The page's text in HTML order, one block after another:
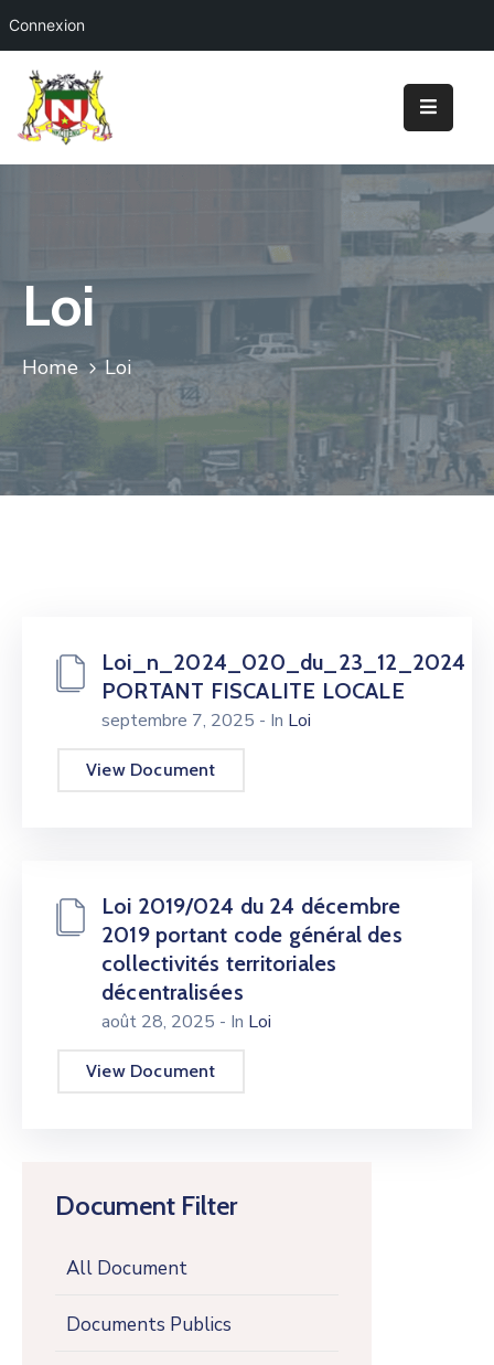
Connexion
Accueil
Ma
Tourisme
&Loi
Home Loi
Document Filter
All Document
Documents Publics
Loi_n_2024_020_du_23_12_2024
PORTANT FISCALITE LOCALE
septembre 7, 2025 - In Loi
View Document
Loi 2019/024 du 24 décembre
2019 portant code général des
collectivités territoriales
décentralisées
août 28, 2025 - In Loi
View Document